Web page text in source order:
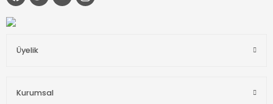
Üyelik
Kurumsal